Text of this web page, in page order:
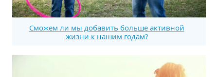
Сможем ли мы добавить больше активной
жизни к нашим годам?